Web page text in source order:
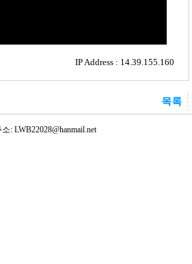
IP Address : 14.39.155.160
: LWB22028@hanmail.net